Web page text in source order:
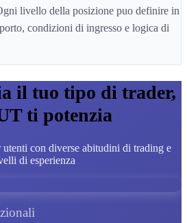
livello della posizione puo definire in
condizioni di ingresso e logica di
il tuo tipo di trader,
ti potenzia
utenti con diverse abitudini di trading e
di esperienza